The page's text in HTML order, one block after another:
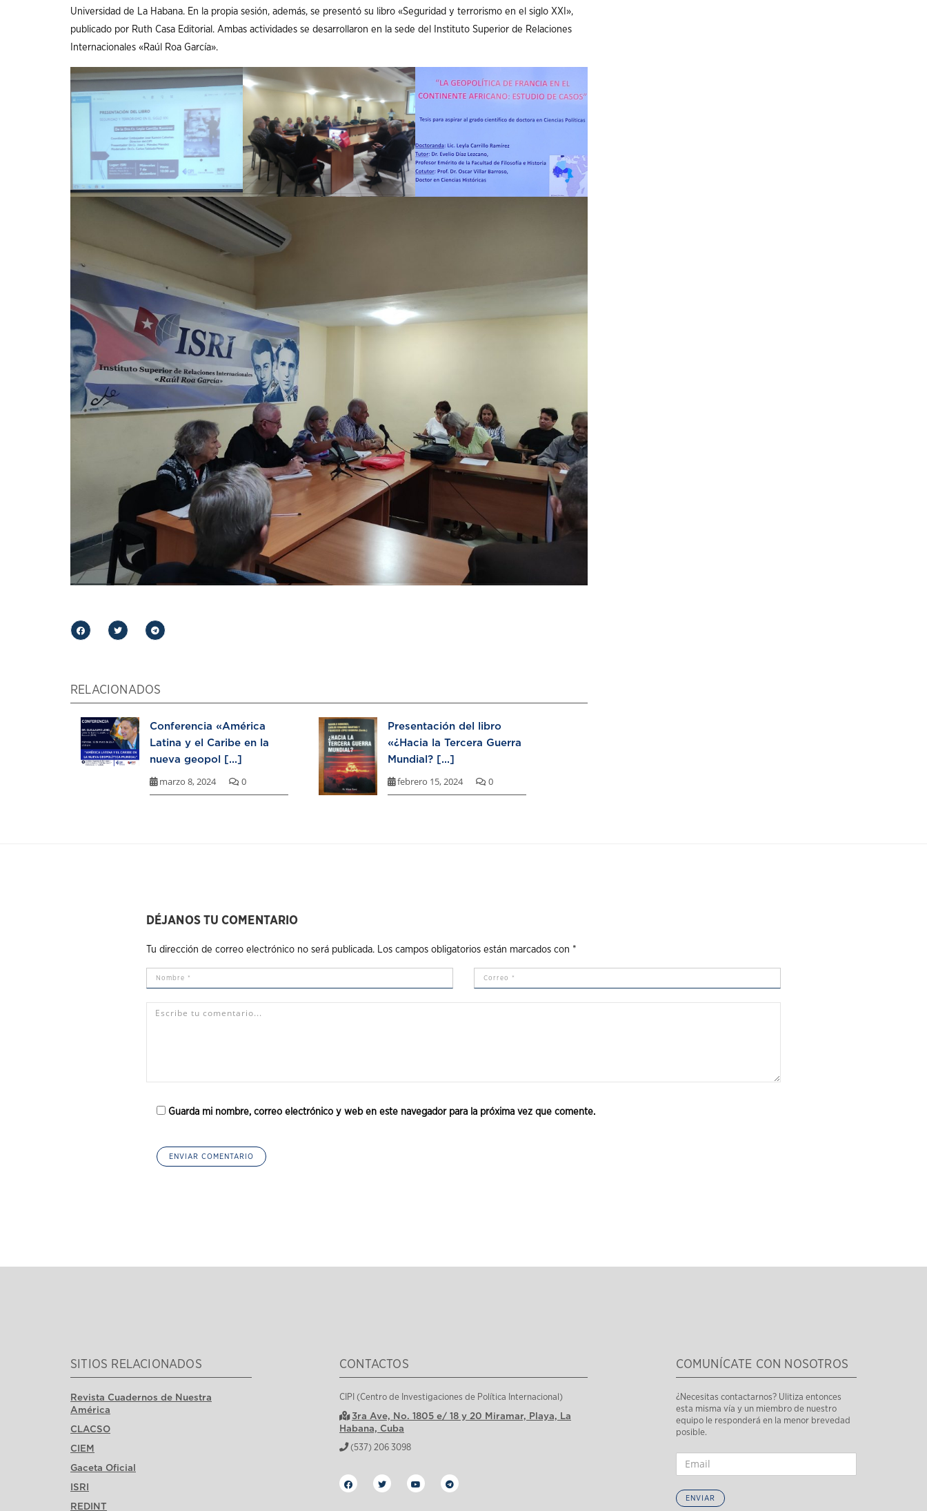
Universidad de La Habana. En la propia sesión, además, se presentó su libro «Seguridad y terrorismo en el siglo XXI»,
publicado por Ruth Casa Editorial. Ambas actividades se desarrollaron en la sede del Instituto Superior de Relaciones
Internacionales «Raúl Roa García».
RELACIONADOS
Conferencia «América
Latina y el Caribe en la
nueva geopol [...]
marzo 8, 2024 0
Presentación del libro
«¿Hacia la Tercera Guerra
Mundial? [...]
febrero 15, 2024 0
DÉJANOS TU COMENTARIO
Tu dirección de correo electrónico no será publicada. Los campos obligatorios están marcados con *
Guarda mi nombre, correo electrónico y web en este navegador para la próxima vez que comente.
SITIOS RELACIONADOS
Revista Cuadernos de Nuestra
América
CLACSO
CIEM
Gaceta Oficial
ISRI
REDINT
CONTACTOS
CIPI (Centro de Investigaciones de Política Internacional)
3ra Ave, No. 1805 e/ 18 y 20 Miramar, Playa, La
Habana, Cuba
(537) 206 3098
COMUNÍCATE CON NOSOTROS
¿Necesitas contactarnos? Ulitiza entonces
esta misma vía y un miembro de nuestro
equipo le responderá en la menor brevedad
posible.
ENVIAR